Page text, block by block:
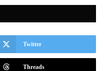
Twitter
Threads